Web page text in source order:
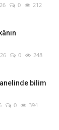
0 212
0 248
bilim
0 394